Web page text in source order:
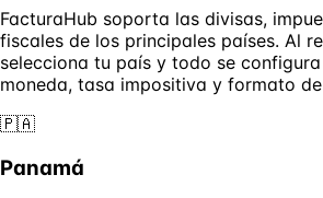
FacturaHub soporta las divisas,
fiscales de los principales países. Al
selecciona tu país y todo se
moneda, tasa impositiva y formato
🇵🇦
Panamá